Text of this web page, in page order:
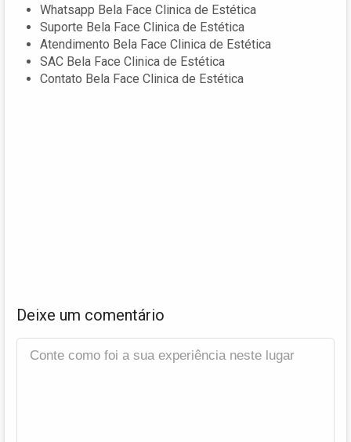
Whatsapp Bela Face Clinica de Estética
Suporte Bela Face Clinica de Estética
Atendimento Bela Face Clinica de Estética
SAC Bela Face Clinica de Estética
Contato Bela Face Clinica de Estética
Deixe um comentário